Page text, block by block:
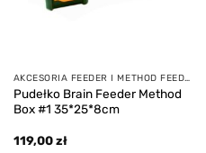
AKCESORIA FEEDER I METHOD FEEDER
Pudełko Brain Feeder Method
Box #1 35*25*8cm
119,00zł